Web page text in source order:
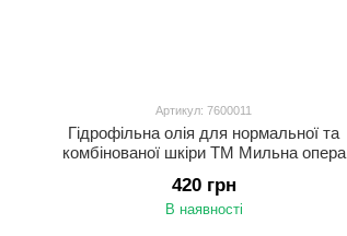
Артикул: 7600011
Гідрофільна олія для нормальної та
комбінованої шкіри ТМ Мильна опера
420 грн
В наявності